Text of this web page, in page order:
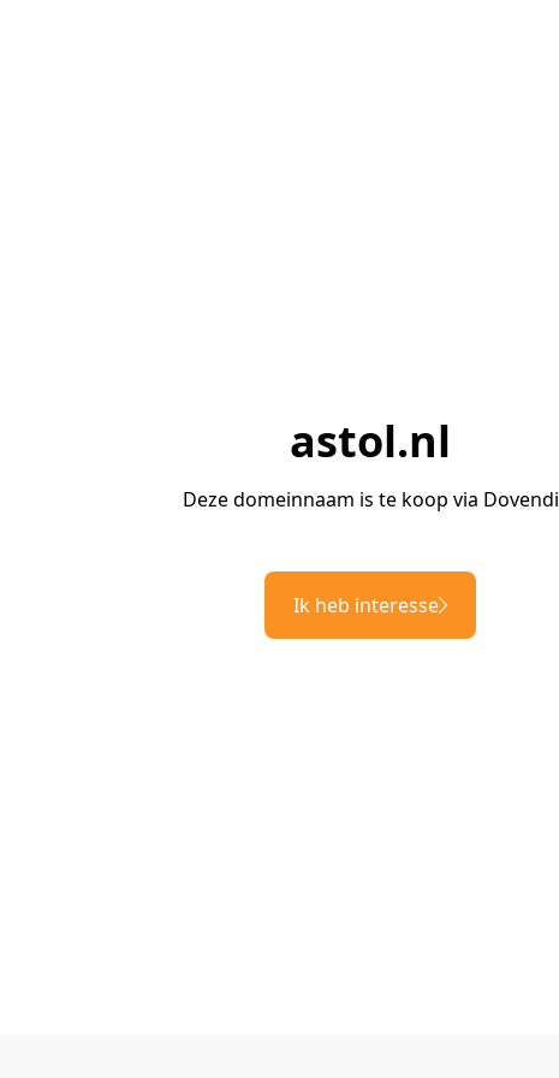
astol.nl
Deze domeinnaam is te koop via Dovendi
Ik heb interesse